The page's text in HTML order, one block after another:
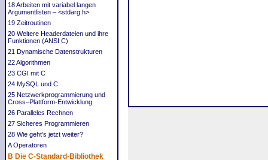
18 Arbeiten mit variabel langen
Argumentlisten – <stdarg.h>
19 Zeitroutinen
20 Weitere Headerdateien und ihre
Funktionen (ANSI C)
21 Dynamische Datenstrukturen
22 Algorithmen
23 CGI mit C
24 MySQL und C
25 Netzwerkprogrammierung und
Cross–Plattform-Entwicklung
26 Paralleles Rechnen
27 Sicheres Programmieren
28 Wie geht’s jetzt weiter?
A Operatoren
B Die C-Standard-Bibliothek